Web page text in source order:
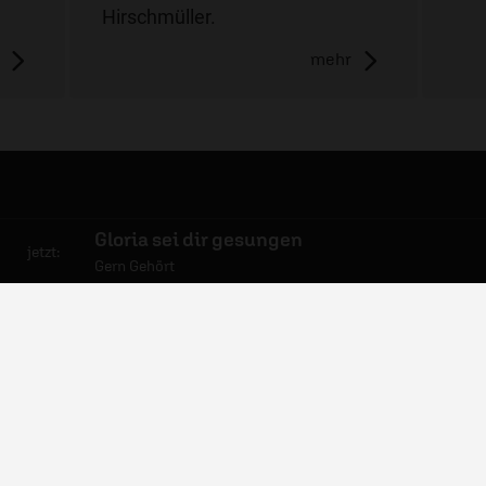
Hirschmüller.
mehr
06441 957-1414
jetzt: Gloria sei dir gesungen
Gern Gehört